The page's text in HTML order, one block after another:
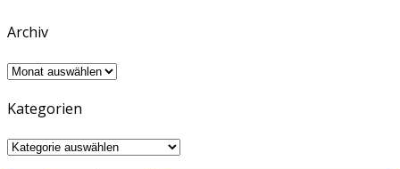
Archiv
Archiv
Kategorien
Kategorien